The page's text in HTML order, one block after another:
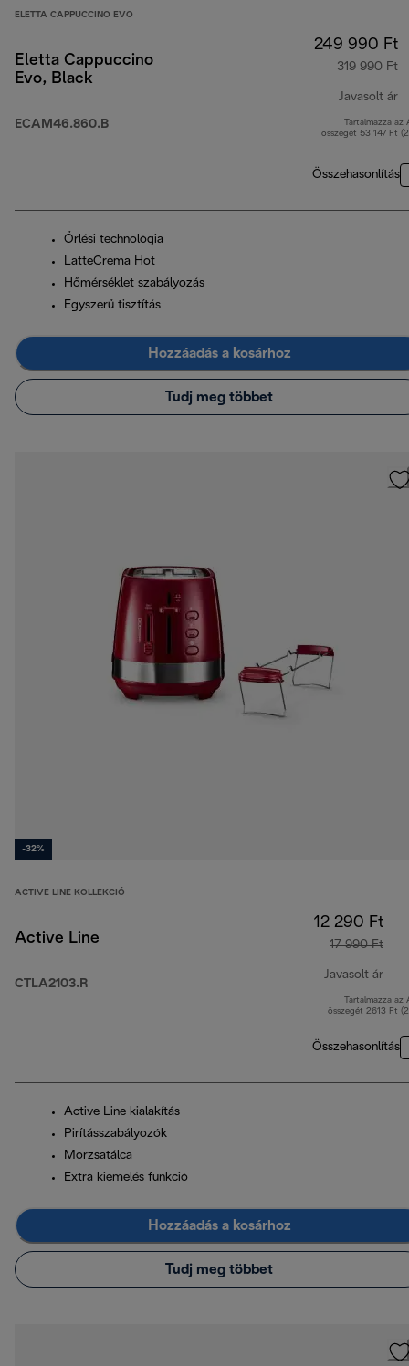
ELETTA CAPPUCCINO EVO
Eletta Cappuccino
Evo, Black
ECAM46.860.B
249 990 Ft
319 990 Ft
Javasolt ár
Tartalmazza az
összegét 53 147 Ft
Összehasonlítás
Őrlési technológia
LatteCrema Hot
Hőmérséklet szabályozás
Egyszerű tisztítás
Hozzáadás a kosárhoz
Tudj meg többet
-32%
ACTIVE LINE KOLLEKCIÓ
Active Line
CTLA2103.R
12 290 Ft
17 990 Ft
Javasolt ár
Tartalmazza az
összegét 2613 Ft
Összehasonlítás
Active Line kialakítás
Pirításszabályozók
Morzsatálca
Extra kiemelés funkció
Hozzáadás a kosárhoz
Tudj meg többet